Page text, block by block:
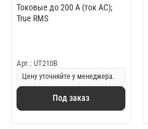
Токовые до 200 А (ток AC);
True RMS
Арт.: UT210B
Цену уточняйте у менеджера.
Под заказ